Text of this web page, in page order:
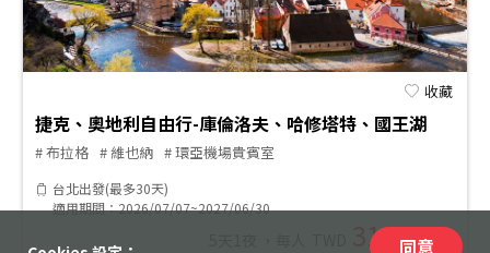
特 色 ：
飯店星等：
捷克、奧地利自由行-庫倫洛夫、哈修塔特、國王湖
收藏
# 布拉格 # 維也納 # 環亞機場貴賓室
台北出發(最多30天)
適用期間：2026/07/07~2027/06/30
31,390
同意